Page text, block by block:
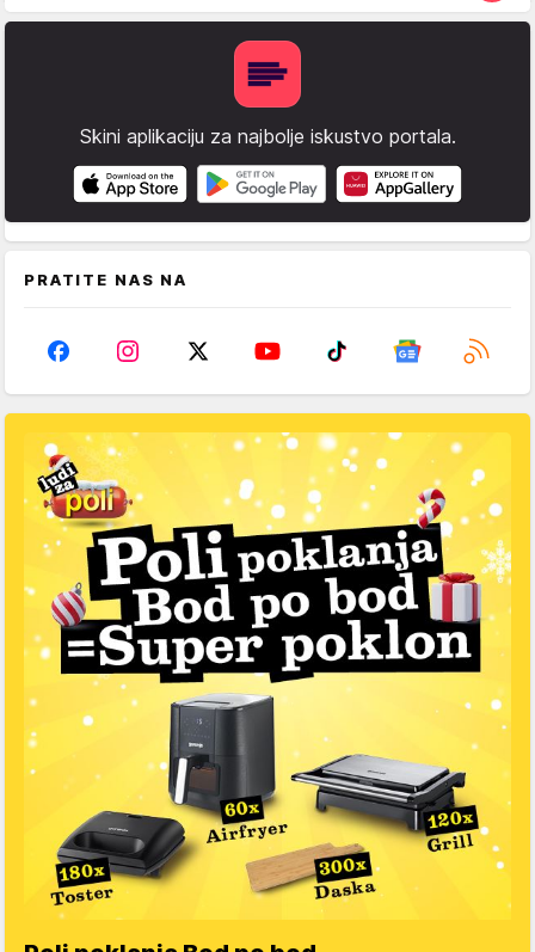
Skini aplikaciju za najbolje iskustvo portala.
PRATITE NAS NA